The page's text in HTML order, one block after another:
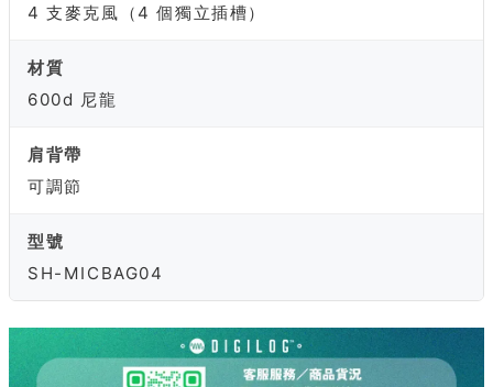
4 支麥克風（4 個獨立插槽）
材質
600d 尼龍
肩背帶
可調節
型號
SH-MICBAG04